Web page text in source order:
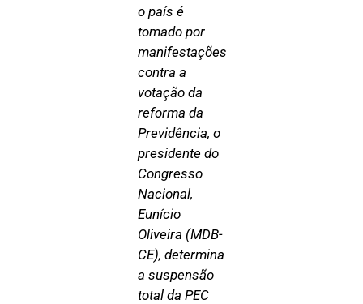
o país é
tomado por
manifestações
contra a
votação da
reforma da
Previdência, o
presidente do
Congresso
Nacional,
Eunício
Oliveira (MDB-
CE), determina
a suspensão
total da PEC